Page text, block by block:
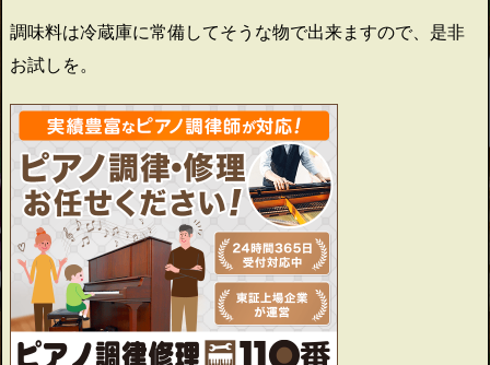
調味料は冷蔵庫に常備してそうな物で出来ますので、是非
お試しを。